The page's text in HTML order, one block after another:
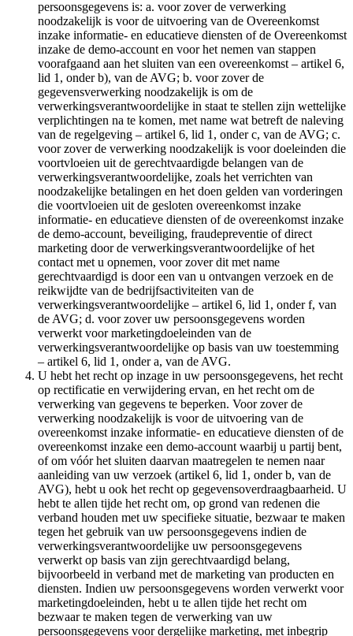
persoonsgegevens is: a. voor zover de verwerking
noodzakelijk is voor de uitvoering van de Overeenkomst
inzake informatie- en educatieve diensten of de Overeenkomst
inzake de demo-account en voor het nemen van stappen
voorafgaand aan het sluiten van een overeenkomst – artikel 6,
lid 1, onder b), van de AVG; b. voor zover de
gegevensverwerking noodzakelijk is om de
verwerkingsverantwoordelijke in staat te stellen zijn wettelijke
verplichtingen na te komen, met name wat betreft de naleving
van de regelgeving – artikel 6, lid 1, onder c, van de AVG; c.
voor zover de verwerking noodzakelijk is voor doeleinden die
voortvloeien uit de gerechtvaardigde belangen van de
verwerkingsverantwoordelijke, zoals het verrichten van
noodzakelijke betalingen en het doen gelden van vorderingen
die voortvloeien uit de gesloten overeenkomst inzake
informatie- en educatieve diensten of de overeenkomst inzake
de demo-account, beveiliging, fraudepreventie of direct
marketing door de verwerkingsverantwoordelijke of het
contact met u opnemen, voor zover dit met name
gerechtvaardigd is door een van u ontvangen verzoek en de
reikwijdte van de bedrijfsactiviteiten van de
verwerkingsverantwoordelijke – artikel 6, lid 1, onder f, van
de AVG; d. voor zover uw persoonsgegevens worden
verwerkt voor marketingdoeleinden van de
verwerkingsverantwoordelijke op basis van uw toestemming
– artikel 6, lid 1, onder a, van de AVG.
U hebt het recht op inzage in uw persoonsgegevens, het recht
op rectificatie en verwijdering ervan, en het recht om de
verwerking van gegevens te beperken. Voor zover de
verwerking noodzakelijk is voor de uitvoering van de
overeenkomst inzake informatie- en educatieve diensten of de
overeenkomst inzake een demo-account waarbij u partij bent,
of om vóór het sluiten daarvan maatregelen te nemen naar
aanleiding van uw verzoek (artikel 6, lid 1, onder b, van de
AVG), hebt u ook het recht op gegevensoverdraagbaarheid. U
hebt te allen tijde het recht om, op grond van redenen die
verband houden met uw specifieke situatie, bezwaar te maken
tegen het gebruik van uw persoonsgegevens indien de
verwerkingsverantwoordelijke uw persoonsgegevens
verwerkt op basis van zijn gerechtvaardigd belang,
bijvoorbeeld in verband met de marketing van producten en
diensten. Indien uw persoonsgegevens worden verwerkt voor
marketingdoeleinden, hebt u te allen tijde het recht om
bezwaar te maken tegen de verwerking van uw
persoonsgegevens voor dergelijke marketing, met inbegrip